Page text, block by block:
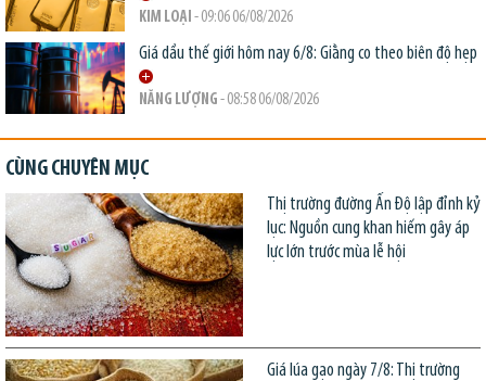
KIM LOẠI - 09:06 06/08/2026
Giá dầu thế giới hôm nay 6/8: Giằng co theo biên độ hẹp
NĂNG LƯỢNG - 08:58 06/08/2026
CÙNG CHUYÊN MỤC
Thị trường đường Ấn Độ lập đỉnh kỷ
lục: Nguồn cung khan hiếm gây áp
lực lớn trước mùa lễ hội
Giá lúa gạo ngày 7/8: Thị trường